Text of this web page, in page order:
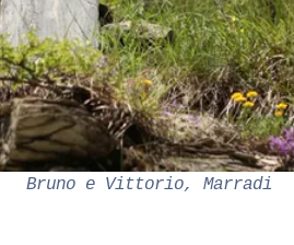
Bruno e Vittorio, Marradi